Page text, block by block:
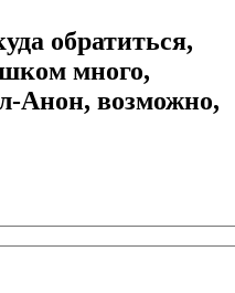
обратиться,
много,
Анон, возможно,